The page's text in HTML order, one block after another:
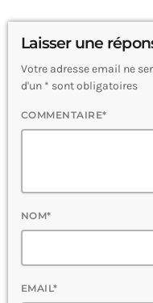
Laisser une
Votre adresse email ne
d'un * sont obligatoires
COMMENTAIRE*
NOM*
EMAIL*